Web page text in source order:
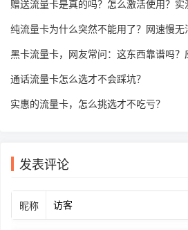
通话流量卡怎么选才不会踩坑？
实惠的流量卡，怎么挑选才不吃亏？
发表评论
昵称